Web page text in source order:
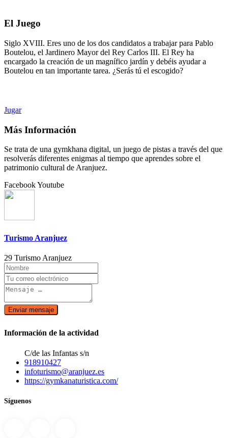
El Juego
Siglo XVIII. Eres uno de los dos candidatos a trabajar para Pablo
Boutelou, el Jardinero Mayor del Rey Carlos III. El Rey ha
encargado la creación de un magnífico jardín y debéis ayudar a
Boutelou en tan importante tarea. ¿Serás tú el escogido?
Jugar
Más Información
Se trata de una gymkhana digital, un juego de pistas a través del que
resolverás diferentes enigmas al tiempo que aprendes sobre el
patrimonio cultural de Aranjuez.
FacebookYoutube
Turismo Aranjuez
29 Turismo Aranjuez
Enviar mensaje
Información de la actividad
C/de las Infantas s/n
918910427
infoturismo@aranjuez.es
https://gymkanaturistica.com/
Síguenos